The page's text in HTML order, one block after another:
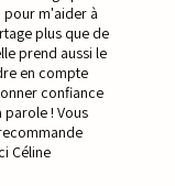
pour m'aider à
plus que de
prend aussi le
en compte
confiance
parole ! Vous
Céline